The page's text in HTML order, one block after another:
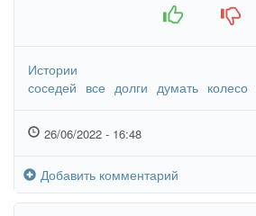
Истории
соседей все долги думать колесо
26/06/2022 - 16:48
Добавить комментарий